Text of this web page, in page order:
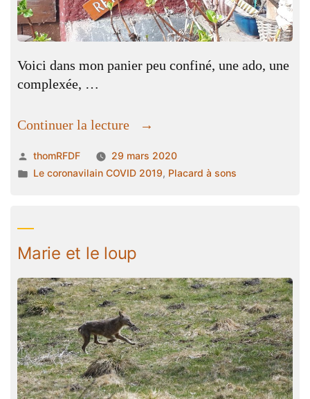
Voici dans mon panier peu confiné, une ado, une
complexée, …
Continuer la lecture
« C’est
beau,
c’est
Publié
par
thomRFDF
29 mars 2020
Publié
Le coronavilain COVID 2019, Placard à sons
Marie et le loup